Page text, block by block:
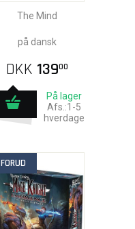
The Mind
på dansk
DKK 13900
På lager
Afs.:1-5
hverdage
FORUD